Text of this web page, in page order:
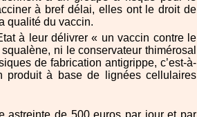
à bref délai, elles ont le droit de
qualité du vaccin.
à leur délivrer « un vaccin contre le
ni le conservateur thimérosal
de fabrication antigrippe, c’est-à-
produit à base de lignées cellulaires
astreinte de 500 euros par jour et par